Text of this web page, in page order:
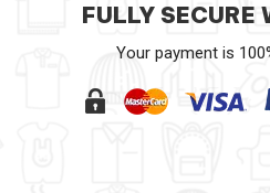
FULLY SECURE
Your payment is